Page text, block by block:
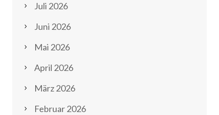
Juli 2026
Juni 2026
Mai 2026
April 2026
März 2026
Februar 2026